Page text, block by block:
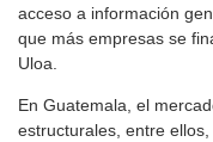
acceso a información
que más empresas se
Uloa.
En Guatemala, el
estructurales, entre